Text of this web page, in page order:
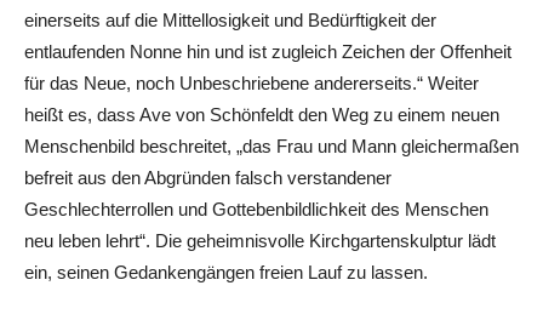
einerseits auf die Mittellosigkeit und Bedürftigkeit der
entlaufenden Nonne hin und ist zugleich Zeichen der Offenheit
für das Neue, noch Unbeschriebene andererseits.“ Weiter
heißt es, dass Ave von Schönfeldt den Weg zu einem neuen
Menschenbild beschreitet, „das Frau und Mann gleichermaßen
befreit aus den Abgründen falsch verstandener
Geschlechterrollen und Gottebenbildlichkeit des Menschen
neu leben lehrt“. Die geheimnisvolle Kirchgartenskulptur lädt
ein, seinen Gedankengängen freien Lauf zu lassen.